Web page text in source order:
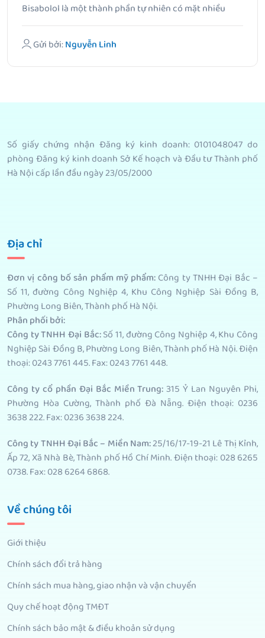
Bisabolol là một thành phần tự nhiên có mặt nhiều
trong hoa.
Gửi bởi:Nguyễn Linh
Số giấy chứng nhận Đăng ký kinh doanh: 0101048047 do
phòng Đăng ký kinh doanh Sở Kế hoạch và Đầu tư Thành phố
Hà Nội cấp lần đầu ngày 23/05/2000
Địa chỉ
Đơn vị công bố sản phẩm mỹ phẩm: Công ty TNHH Đại Bắc –
Số 11, đường Công Nghiệp 4, Khu Công Nghiệp Sài Đồng B,
Phường Long Biên, Thành phố Hà Nội.
Phân phối bởi:
Công ty TNHH Đại Bắc:Số 11, đường Công Nghiệp 4, Khu Công
Nghiệp Sài Đồng B, Phường Long Biên, Thành phố Hà Nội. Điện
thoại: 0243 7761 445. Fax: 0243 7761 448.
Công ty cổ phần Đại Bắc Miền Trung: 315 Ỷ Lan Nguyên Phi,
Phường Hòa Cường, Thành phố Đà Nẵng. Điện thoại: 0236
3638 222. Fax: 0236 3638 224.
Công ty TNHH Đại Bắc – Miền Nam:25/16/17-19-21 Lê Thị Kỉnh,
Ấp 72, Xã Nhà Bè, Thành phố Hồ Chí Minh. Điện thoại: 028 6265
0738. Fax: 028 6264 6868.
Về chúng tôi
Giới thiệu
Chính sách đổi trả hàng
Chính sách mua hàng, giao nhận và vận chuyển
Quy chế hoạt động TMĐT
Chính sách bảo mật & điều khoản sử dụng